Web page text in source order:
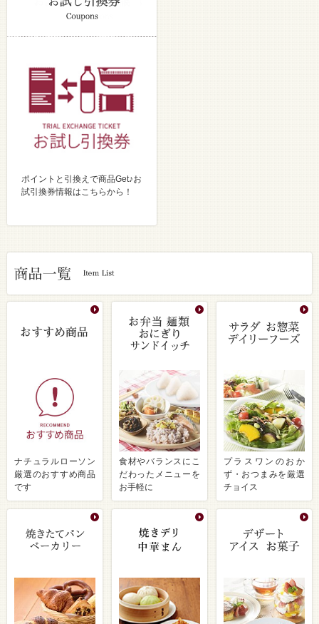
ポイントと引換えで商品Get♪お
試引換券情報はこちらから！
ナチュラルローソン
厳選のおすすめ商品
です
食材やバランスにこ
だわったメニューを
お手軽に
プラスワンのおか
ず・おつまみを厳選
チョイス